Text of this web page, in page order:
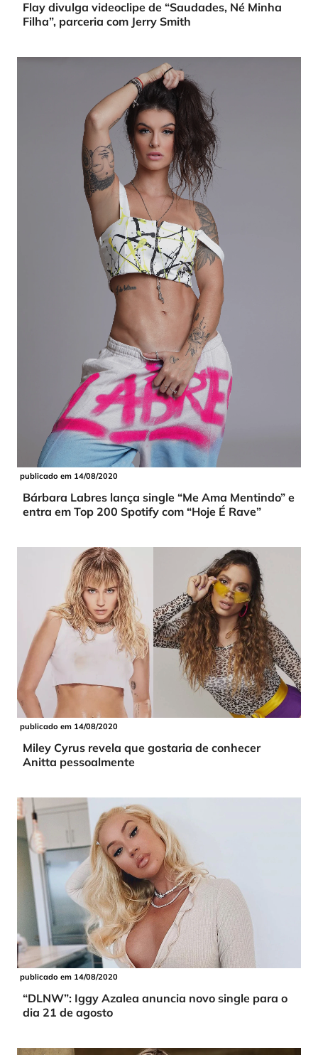
Flay divulga videoclipe de “Saudades, Né Minha
Filha”, parceria com Jerry Smith
publicado em 14/08/2020
Bárbara Labres lança single “Me Ama Mentindo” e
entra em Top 200 Spotify com “Hoje É Rave”
publicado em 14/08/2020
Miley Cyrus revela que gostaria de conhecer
Anitta pessoalmente
publicado em 14/08/2020
“DLNW”: Iggy Azalea anuncia novo single para o
dia 21 de agosto